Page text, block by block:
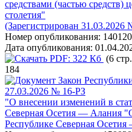
средствами (частью средств)
столетия"
(Зарегистрирован
Номер опубликования:
Дата опубликования:
PDF: 322 Кб (6
184
Закон
27.03.2026 № 16-РЗ
"О внесении изменений в
Северная Осетия — Алания
Республике Северная